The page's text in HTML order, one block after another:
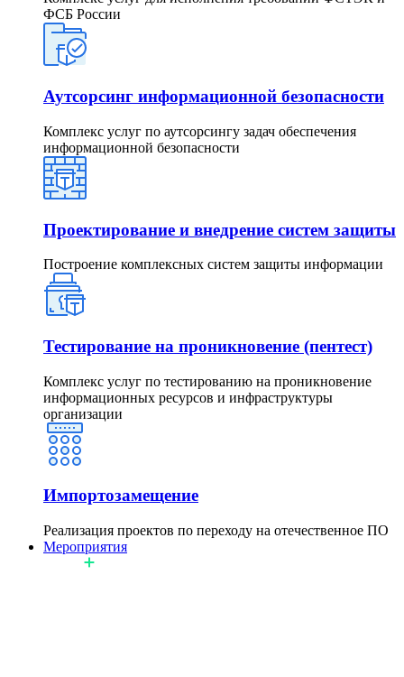
ФСБ России
Аутсорсинг информационной безопасности
Комплекс услуг по аутсорсингу задач обеспечения
информационной безопасности
Проектирование и внедрение систем защиты
Построение комплексных систем защиты информации
Тестирование на проникновение (пентест)
Комплекс услуг по тестированию на проникновение
информационных ресурсов и инфраструктуры
организации
Импортозамещение
Реализация проектов по переходу на отечественное ПО
Мероприятия